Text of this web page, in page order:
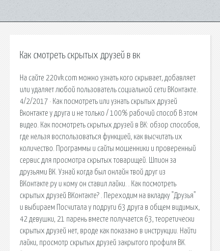
Как смотреть скрытых друзей в вк
На сайте 220vk.com можно узнать кого скрывает, добавляет
или удаляет любой пользователь социальной сети ВКонтакте.
4/2/2017 · Как посмотреть или узнать скрытых друзей
Вконтакте у друга и не только / 100% рабочий способ В этом
видео. Как посмотреть скрытых друзей в ВК: обзор способов,
где нельзя воспользоваться функцией, как высчитать их
количество. Программы и сайты мошенники и проверенный
сервис для просмотра скрытых товарищей. Шпион за
друзьями ВК. Узнай когда был онлайн твой друг из
ВКонтакте.ру и кому он ставил лайки. . Как посмотреть
скрытых друзей ВКонтакте? . Переходим на вкладку "Друзья"
и выбираем Посчитала у подруги 63 друга в общем видимых,
42 девушки, 21 парень вместе получается 63, теоретически
скрытых друзей нет, вроде как показано в инструкции. Найти
лайки, просмотр скрытых друзей закрытого профиля ВК.